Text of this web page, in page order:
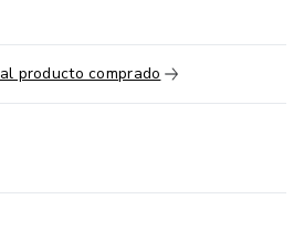
producto comprado